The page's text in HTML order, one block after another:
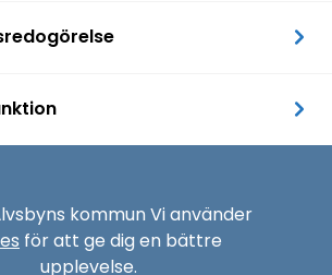
kommun Vi använder
för att ge dig en bättre
upplevelse.